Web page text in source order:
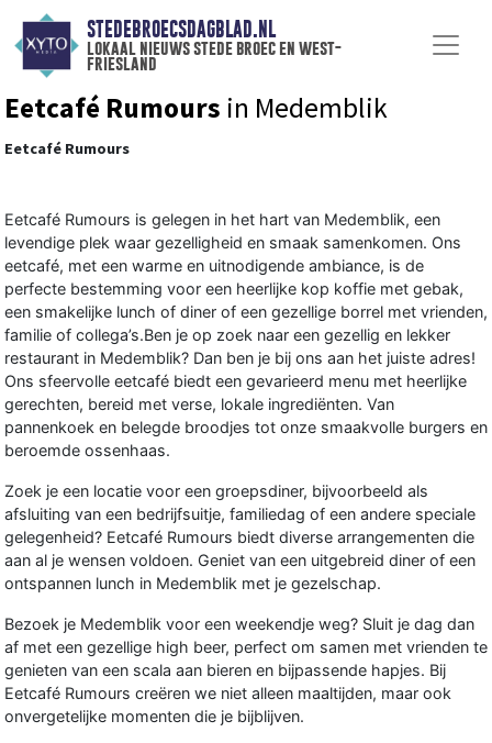
STEDEBROECSDAGBLAD.NL
lokaal nieuws stede broec en west-
friesland
Eetcafé Rumours in Medemblik
Eetcafé Rumours
Eetcafé Rumours is gelegen in het hart van Medemblik, een
levendige plek waar gezelligheid en smaak samenkomen. Ons
eetcafé, met een warme en uitnodigende ambiance, is de
perfecte bestemming voor een heerlijke kop koffie met gebak,
een smakelijke lunch of diner of een gezellige borrel met vrienden,
familie of collega’s.Ben je op zoek naar een gezellig en lekker
restaurant in Medemblik? Dan ben je bij ons aan het juiste adres!
Ons sfeervolle eetcafé biedt een gevarieerd menu met heerlijke
gerechten, bereid met verse, lokale ingrediënten. Van
pannenkoek en belegde broodjes tot onze smaakvolle burgers en
beroemde ossenhaas.
Zoek je een locatie voor een groepsdiner, bijvoorbeeld als
afsluiting van een bedrijfsuitje, familiedag of een andere speciale
gelegenheid? Eetcafé Rumours biedt diverse arrangementen die
aan al je wensen voldoen. Geniet van een uitgebreid diner of een
ontspannen lunch in Medemblik met je gezelschap.
Bezoek je Medemblik voor een weekendje weg? Sluit je dag dan
af met een gezellige high beer, perfect om samen met vrienden te
genieten van een scala aan bieren en bijpassende hapjes. Bij
Eetcafé Rumours creëren we niet alleen maaltijden, maar ook
onvergetelijke momenten die je bijblijven.